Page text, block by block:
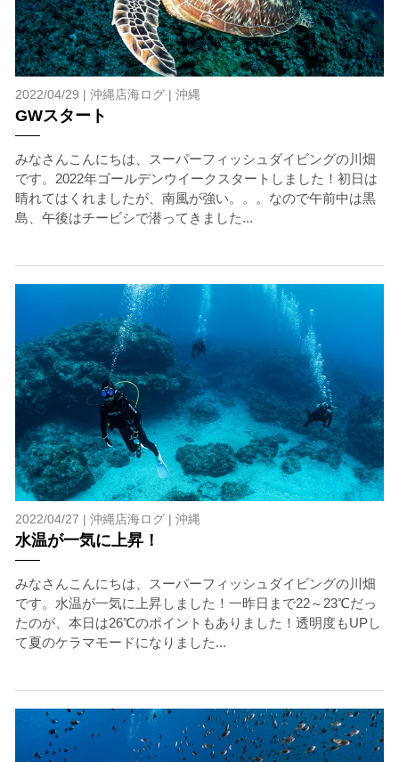
2022/04/29 | 沖縄店海ログ| 沖縄
GWスタート
みなさんこんにちは、スーパーフィッシュダイビングの川畑
です。2022年ゴールデンウイークスタートしました！初日は
晴れてはくれましたが、南風が強い。。。なので午前中は黒
島、午後はチービシで潜ってきました...
2022/04/27 | 沖縄店海ログ| 沖縄
水温が一気に上昇！
みなさんこんにちは、スーパーフィッシュダイビングの川畑
です。水温が一気に上昇しました！一昨日まで22～23℃だっ
たのが、本日は26℃のポイントもありました！透明度もUPし
て夏のケラマモードになりました...
ントリーを行わない場合があります。
2.人数制限とエントリー順
クジラへのストレス軽減や安全管理の観点から、エント
リー人数を制限する場合があります。また、エントリー
の順番はガイドが決定しますので、必ずその指示に従っ
て準備してください。
3.クジラとの距離と泳ぎ方
クジラの観察は水面からのみとし、素潜りは禁止としま
す。クジラによっては、人が近くを泳ぐことを嫌い、逃
げてしまう場合があります。そのため、原則として緊急
時やガイドの指示がある場合を除き、クジラの近くでフ
いため、必ずこれらの事項をお守りください。
4.スイム遂行の可否と返金について
ツアー当日は、ゲストの安全を最優先とし、可能な限り
スイムが実施できるよう努めます。しかし、万が一海に
エントリーできなかった場合や、クジラを発見できなか
った場合でも返金はいたしませんので、あらかじめご了
承ください。
5.海況について
沖縄の1月～3月は、季節的に海が穏やかな日は多くあり
ません。そのため、多少の波やうねりがある中でスノー
ケリングを行う場合が多くなります。泳力や体力に自信
のない方、また船酔いしやすい方は、ご自身で事前に十
分な対策をお願いいたします。
6.参加条件
ツアー中に、スノーケリングやスキンダイビングの技術
が本ツアーに参加できるレベルに達していないと判断し
た場合には、参加をお断りする場合があります。スキン
ねますので、あらかじめご了承ください。これまでの経
験については当日ご申告いただきますので、ご不安のあ
る方は事前にご相談ください。